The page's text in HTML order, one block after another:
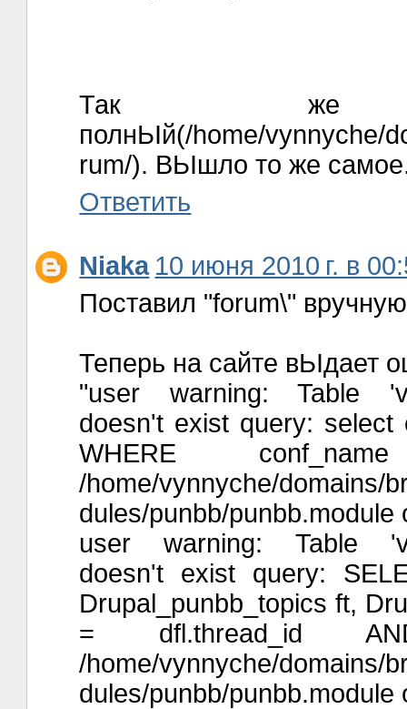
Так же
полнЬІй(/home/vynnyche/
rum/). ВЬІшло то же
Ответить
Niaka 10 июня 2010 г. в
Поставил "forum\"
Теперь на сайте вЬІдает
"user warning: Table
doesn't exist query: select
WHERE
/home/vynnyche/domains/
dules/punbb/punbb.module
user warning: Table
doesn't exist query:
Drupal_punbb_topics ft,
= dfl.thread_id
/home/vynnyche/domains/
dules/punbb/punbb.module